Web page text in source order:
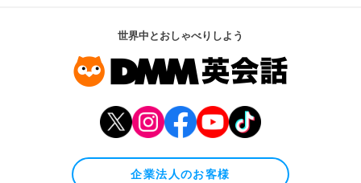
世界中とおしゃべりしよう
企業法人のお客様